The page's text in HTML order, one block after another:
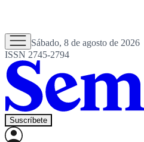
Sábado, 8 de agosto de 2026
ISSN 2745-2794
Suscríbete